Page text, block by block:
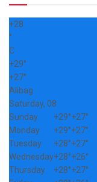
+28
°
C
+29°
+27°
Alibag
Saturday, 08
Sunday
+29°+27°
Monday
+29°+27°
Tuesday
+28°+27°
Wednesday+28°+26°
Thursday
+28°+27°